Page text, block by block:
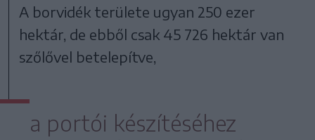
A borvidék területe ugyan 250 ezer
hektár, de ebből csak 45 726 hektár van
szőlővel betelepítve,
a portói készítéséhez